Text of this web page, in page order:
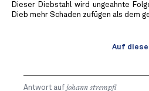
Dieser Diebstahl wird ungeahnte
Dieb mehr Schaden zufügen als dem
Auf
Antwort auf johann strempfl